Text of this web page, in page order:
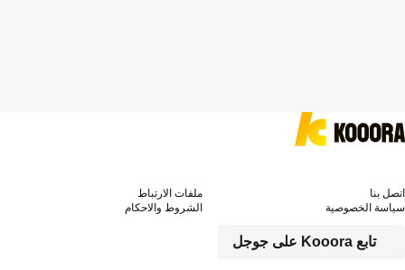
تابع Kooora على جوجل
اتصل بنا
ملفات الارتباط
سياسة الخصوصية
الشروط والاحكام